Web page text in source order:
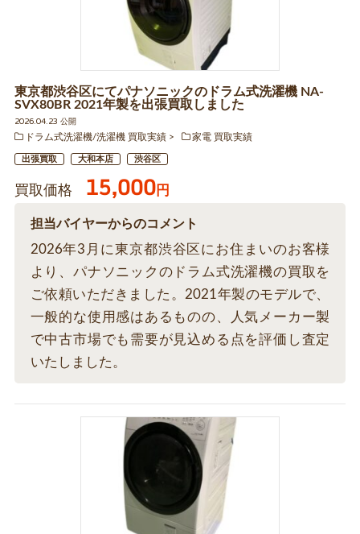
東京都渋谷区にてパナソニックのドラム式洗濯機 NA-
SVX80BR 2021年製を出張買取しました
2026.04.23 公開
ドラム式洗濯機/洗濯機 買取実績
家電 買取実績
出張買取 大和本店 渋谷区
買取価格 15,000円
担当バイヤーからのコメント
2026年3月に東京都渋谷区にお住まいのお客様
より、パナソニックのドラム式洗濯機の買取を
ご依頼いただきました。2021年製のモデルで、
一般的な使用感はあるものの、人気メーカー製
で中古市場でも需要が見込める点を評価し査定
いたしました。